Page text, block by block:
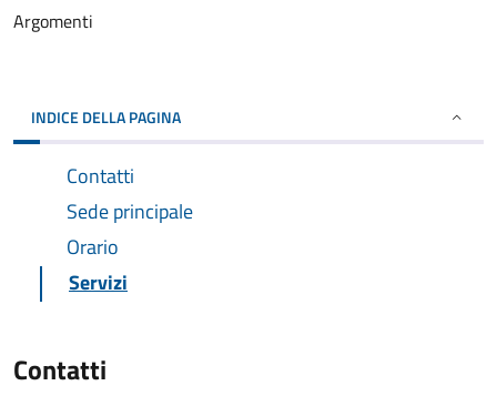
Argomenti
INDICE DELLA PAGINA
Contatti
Sede principale
Orario
Servizi
Contatti